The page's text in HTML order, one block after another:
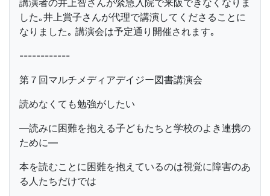
講演者の井上智さんが緊急入院で来阪できなくなりま
した｡井上賞子さんが代理で講演してくださることに
なりました｡ 講演会は予定通り開催されます｡
------------
第７回マルチメディアデイジー図書講演会
読めなくても勉強がしたい
―読みに困難を抱える子どもたちと学校のよき連携の
ために―
本を読むことに困難を抱えているのは視覚に障害のあ
る人たちだけでは